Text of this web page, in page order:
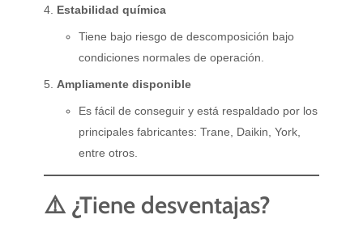
Estabilidad química
Tiene bajo riesgo de descomposición bajo
condiciones normales de operación.
Ampliamente disponible
Es fácil de conseguir y está respaldado por los
principales fabricantes: Trane, Daikin, York,
entre otros.
⚠️ ¿Tiene desventajas?